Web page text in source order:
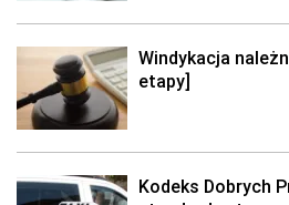
Windykacja
etapy]
Kodeks Dobrych